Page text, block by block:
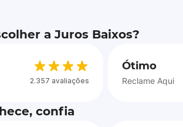
a Juros Baixos?
2.357 avaliações
Ótimo
Reclame Aqui
confia